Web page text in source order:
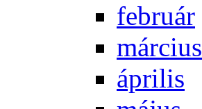
feb­ru­ár
már­ci­us
áp­ri­lis